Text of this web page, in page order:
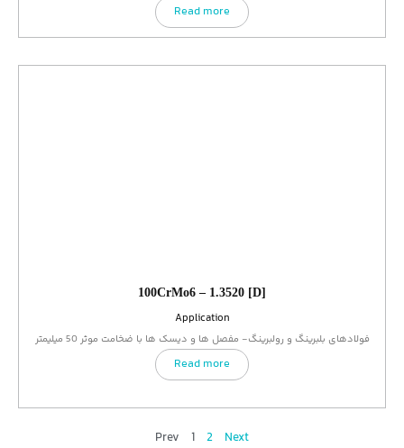
Read more
100CrMo6 – 1.3520 [D]
Application
فولادهای بلبرینگ و رولبرینگ- مفصل ها و دیسک ها با ضخامت موثر 50 میلیمتر
Read more
Prev 1 2 Next